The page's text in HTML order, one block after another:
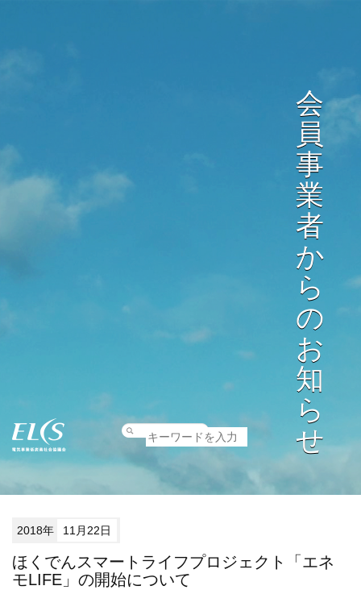
会
員
事
業
者
か
ら
の
お
知
ら
せ
2018年 11月22日
ほくでんスマートライフプロジェクト「エネ
モLIFE」の開始について